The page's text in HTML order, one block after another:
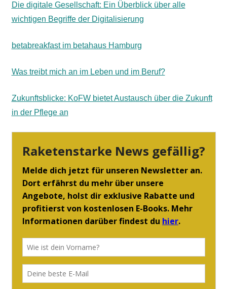
Die digitale Gesellschaft: Ein Überblick über alle
wichtigen Begriffe der Digitalisierung
betabreakfast im betahaus Hamburg
Was treibt mich an im Leben und im Beruf?
Zukunftsblicke: KoFW bietet Austausch über die Zukunft
in der Pflege an